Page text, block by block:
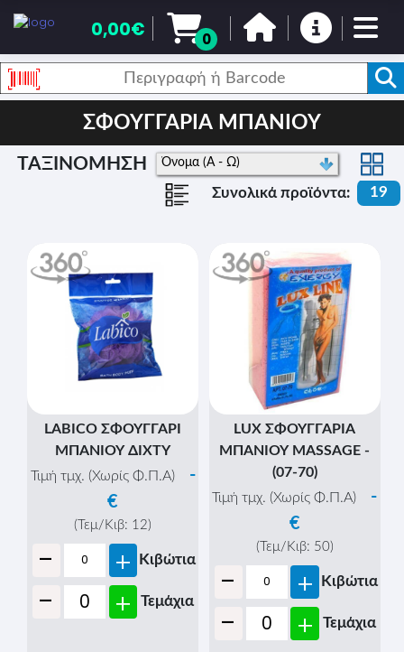
0,00€ 0
ΣΦΟΥΓΓΑΡΙΑ ΜΠΑΝΙΟΥ
ΤΑΞΙΝΟΜΗΣΗ
Συνολικά προϊόντα: 19
LABICO ΣΦΟΥΓΓΑΡΙ
ΜΠΑΝΙΟΥ ΔΙΧΤΥ
Τιμή τμχ. (Χωρίς Φ.Π.Α)
-
€
(Τεμ/Κιβ: 12)
- + Κιβώτια
- + Τεμάχια
LUX ΣΦΟΥΓΓΑΡΙΑ
ΜΠΑΝΙΟΥ MASSAGE -
(07-70)
Τιμή τμχ. (Χωρίς Φ.Π.Α)
-
€
(Τεμ/Κιβ: 50)
- + Κιβώτια
- + Τεμάχια